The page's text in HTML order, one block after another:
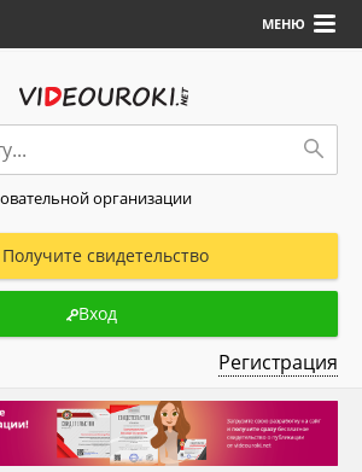
МЕНЮ
организации
Получите свидетельство
Вход
Регистрация